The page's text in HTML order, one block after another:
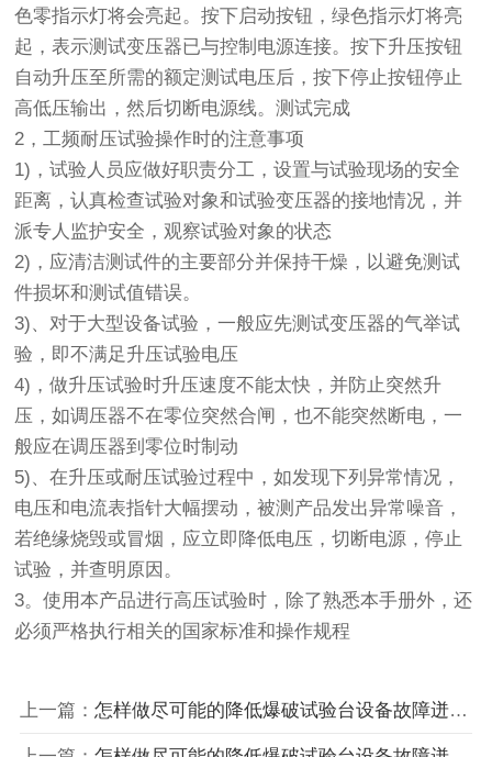
色零指示灯将会亮起。按下启动按钮，绿色指示灯将亮
起，表示测试变压器已与控制电源连接。按下升压按钮
自动升压至所需的额定测试电压后，按下停止按钮停止
高低压输出，然后切断电源线。测试完成
2，工频耐压试验操作时的注意事项
1)，试验人员应做好职责分工，设置与试验现场的安全
距离，认真检查试验对象和试验变压器的接地情况，并
派专人监护安全，观察试验对象的状态
2)，应清洁测试件的主要部分并保持干燥，以避免测试
件损坏和测试值错误。
3)、对于大型设备试验，一般应先测试变压器的气举试
验，即不满足升压试验电压
4)，做升压试验时升压速度不能太快，并防止突然升
压，如调压器不在零位突然合闸，也不能突然断电，一
般应在调压器到零位时制动
5)、在升压或耐压试验过程中，如发现下列异常情况，
电压和电流表指针大幅摆动，被测产品发出异常噪音，
若绝缘烧毁或冒烟，应立即降低电压，切断电源，停止
试验，并查明原因。
3。使用本产品进行高压试验时，除了熟悉本手册外，还
必须严格执行相关的国家标准和操作规程
上一篇： 怎样做尽可能的降低爆破试验台设备故障迸发的频率?